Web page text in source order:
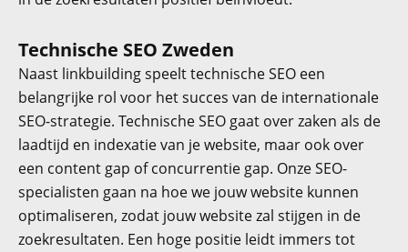
Technische SEO Zweden
Naast linkbuilding speelt technische SEO een
belangrijke rol voor het succes van de internationale
SEO-strategie. Technische SEO gaat over zaken als de
laadtijd en indexatie van je website, maar ook over
een content gap of concurrentie gap. Onze SEO-
specialisten gaan na hoe we jouw website kunnen
optimaliseren, zodat jouw website zal stijgen in de
zoekresultaten. Een hoge positie leidt immers tot